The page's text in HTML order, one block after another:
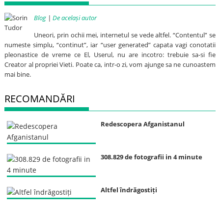
Blog |De același autor
Uneori, prin ochii mei, internetul se vede altfel. “Contentul” se
numeste simplu, “continut”, iar “user generated” capata vagi conotatii
pleonastice de vreme ce El, Userul, nu are incotro: trebuie sa-si fie
Creator al propriei Vieti. Poate ca, intr-o zi, vom ajunge sa ne cunoastem
mai bine.
RECOMANDĂRI
Redescopera Afganistanul
308.829 de fotografii in 4 minute
Altfel îndrăgostiți